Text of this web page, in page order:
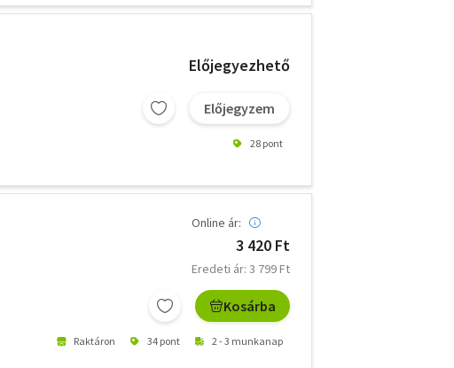
Előjegyezhető
Előjegyzem
28 pont
Online ár:
3 420 Ft
Eredeti ár: 3 799 Ft
Kosárba
Raktáron 34 pont 2 - 3 munkanap